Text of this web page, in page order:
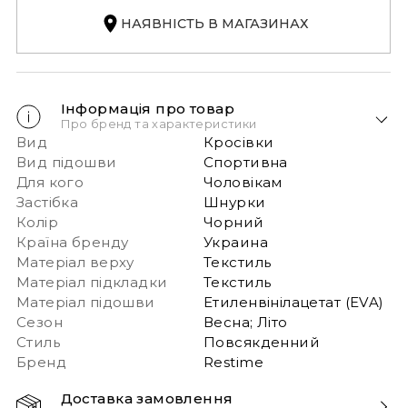
НАЯВНІСТЬ В МАГАЗИНАХ
Інформація про товар
Про бренд та характеристики
Вид
Кросівки
Вид підошви
Спортивна
Для кого
Чоловікам
Застібка
Шнурки
Колір
Чорний
Країна бренду
Украина
Матеріал верху
Текстиль
Матеріал підкладки
Текстиль
Матеріал підошви
Етиленвінілацетат (EVA)
Сезон
Весна; Літо
Стиль
Повсякденний
Бренд
Restime
Доставка замовлення